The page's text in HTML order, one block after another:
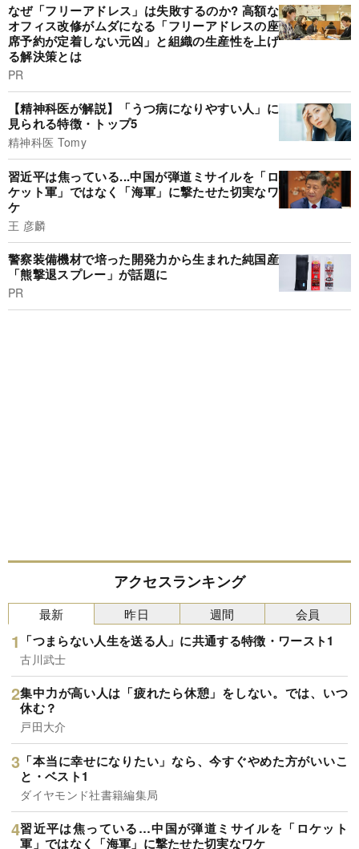
なぜ「フリーアドレス」は失敗するのか? 高額な
オフィス改修がムダになる「フリーアドレスの座
席予約が定着しない元凶」と組織の生産性を上げ
る解決策とは
PR
【精神科医が解説】「うつ病になりやすい人」に
見られる特徴・トップ5
精神科医 Tomy
習近平は焦っている...中国が弾道ミサイルを「ロ
ケット軍」ではなく「海軍」に撃たせた切実なワ
ケ
王 彦麟
警察装備機材で培った開発力から生まれた純国産
「熊撃退スプレー」が話題に
PR
アクセスランキング
最新
「つまらない人生を送る人」に共通する特徴・ワースト1
古川武士
集中力が高い人は「疲れたら休憩」をしない。では、いつ
休む？
戸田大介
「本当に幸せになりたい」なら、今すぐやめた方がいいこ
と・ベスト1
ダイヤモンド社書籍編集局
習近平は焦っている…中国が弾道ミサイルを「ロケット
軍」ではなく「海軍」に撃たせた切実なワケ
昨日 週間 会員